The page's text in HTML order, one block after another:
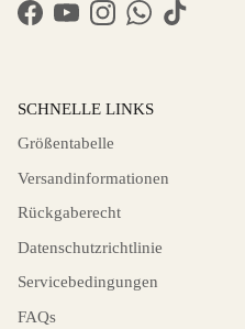
Facebook
YouTubeInstagramWhatsApp
TikTok
SCHNELLE LINKS
Größentabelle
Versandinformationen
Rückgaberecht
Datenschutzrichtlinie
Servicebedingungen
FAQs